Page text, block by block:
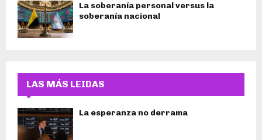
La soberanía personal versus la
soberanía nacional
LAS MÁS LEIDAS
La esperanza no derrama